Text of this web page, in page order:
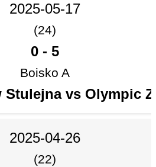
2025-05-17
(24)
0 - 5
Boisko A
Stulejna vs Olympic
2025-04-26
(22)